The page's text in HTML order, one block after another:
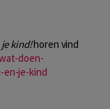
kind!horen vind
doen-
en-je-kind